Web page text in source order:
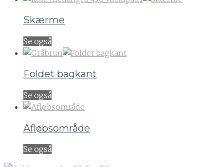
Skærme
Se også
Foldet bagkant
Se også
Afløbsområde
Se også